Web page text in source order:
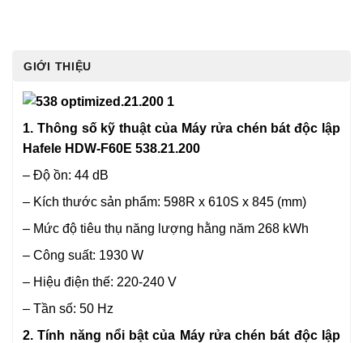
GIỚI THIỆU
1. Thông số kỹ thuật của Máy rửa chén bát độc lập
Hafele HDW-F60E 538.21.200
– Độ ồn: 44 dB
– Kích thước sản phẩm: 598R x 610S x 845 (mm)
– Mức độ tiêu thụ năng lượng hằng năm 268 kWh
– Công suất: 1930 W
– Hiệu điện thế: 220-240 V
– Tần số: 50 Hz
2. Tính năng nổi bật của Máy rửa chén bát độc lập